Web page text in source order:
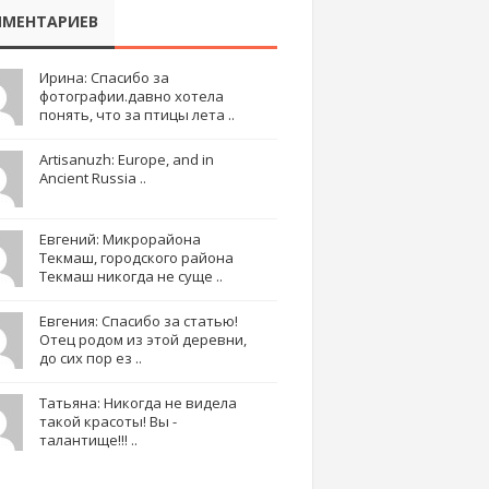
Ирина: Спасибо за
фотографии.давно хотела
понять, что за птицы лета ..
Artisanuzh: Europe, and in
Ancient Russia ..
Евгений: Микрорайона
Текмаш, городского района
Текмаш никогда не суще ..
Евгения: Спасибо за статью!
Отец родом из этой деревни,
до сих пор ез ..
Татьяна: Никогда не видела
такой красоты! Вы -
талантище!!! ..